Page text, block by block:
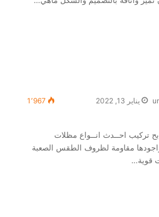
يناير 13, 2022 1٬967
احــدث انــواع مظلات
واجودها مقاومة لظروف الطقس الصعبة
قوية…